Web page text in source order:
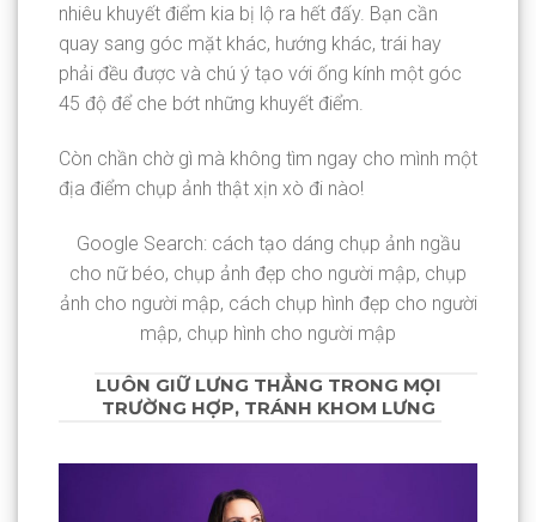
nhiêu khuyết điểm kia bị lộ ra hết đấy. Bạn cần
quay sang góc mặt khác, hướng khác, trái hay
phải đều được và chú ý tạo với ống kính một góc
45 độ để che bớt những khuyết điểm.
Còn chần chờ gì mà không tìm ngay cho mình một
địa điểm chụp ảnh thật xịn xò đi nào!
Google Search: cách tạo dáng chụp ảnh ngầu
cho nữ béo, chụp ảnh đẹp cho người mập, chụp
ảnh cho người mập, cách chụp hình đẹp cho người
mập, chụp hình cho người mập
LUÔN GIỮ LƯNG THẲNG TRONG MỌI
TRƯỜNG HỢP, TRÁNH KHOM LƯNG